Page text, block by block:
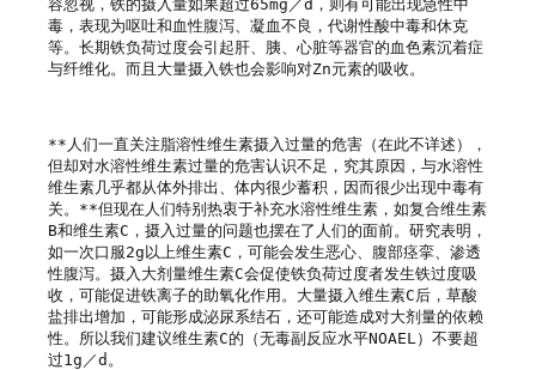
容忽视，铁的摄入量如果超过65mg／d，则有可能出现急性中
毒，表现为呕吐和血性腹泻、凝血不良，代谢性酸中毒和休克
等。长期铁负荷过度会引起肝、胰、心脏等器官的血色素沉着症
与纤维化。而且大量摄入铁也会影响对Zn元素的吸收。
**人们一直关注脂溶性维生素摄入过量的危害（在此不详述），
但却对水溶性维生素过量的危害认识不足，究其原因，与水溶性
维生素几乎都从体外排出、体内很少蓄积，因而很少出现中毒有
关。**但现在人们特别热衷于补充水溶性维生素，如复合维生素
B和维生素C，摄入过量的问题也摆在了人们的面前。研究表明，
如一次口服2g以上维生素C，可能会发生恶心、腹部痉挛、渗透
性腹泻。摄入大剂量维生素C会促使铁负荷过度者发生铁过度吸
收，可能促进铁离子的助氧化作用。大量摄入维生素C后，草酸
盐排出增加，可能形成泌尿系结石，还可能造成对大剂量的依赖
性。所以我们建议维生素C的（无毒副反应水平NOAEL）不要超
过1g／d。